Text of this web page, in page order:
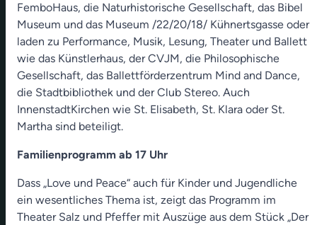
FemboHaus, die Naturhistorische Gesellschaft, das Bibel
Museum und das Museum /22/20/18/ Kühnertsgasse oder
laden zu Performance, Musik, Lesung, Theater und Ballett
wie das Künstlerhaus, der CVJM, die Philosophische
Gesellschaft, das Ballettförderzentrum Mind and Dance,
die Stadtbibliothek und der Club Stereo. Auch
InnenstadtKirchen wie St. Elisabeth, St. Klara oder St.
Martha sind beteiligt.
Familienprogramm ab 17 Uhr
Dass „Love und Peace“ auch für Kinder und Jugendliche
ein wesentliches Thema ist, zeigt das Programm im
Theater Salz und Pfeffer mit Auszüge aus dem Stück „Der